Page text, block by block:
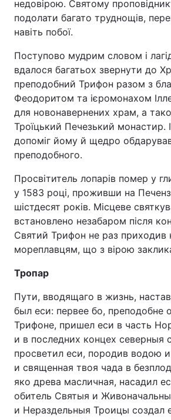
недовірою. Святому
подолати багато труднощів,
навіть побої.
Поступово мудрим словом і
вдалося багатьох звернути до
преподобний Трифон разом з
Феодоритом та ієромонахом
для новонавернених храм, а
Троїцький Печезький монастир.
допоміг йому й щедро
преподобного.
Просвітитель лопарів помер у
у 1583 році, проживши на
шістдесят років. Місцеве
встановлено незабаром після
Святий Трифон не раз приходив
мореплавцям, що з вірою
Тропар
Пути, вводящаго в жизнь,
был еси: первее бо, преподобне
Трифоне, пришел еси в часть
и в последних концех северныя
просветил еси, породив водою
и священная твоя чада в
яко древа масличная, насадил
обитель Святыя и
и Нераздельныя Троицы создал